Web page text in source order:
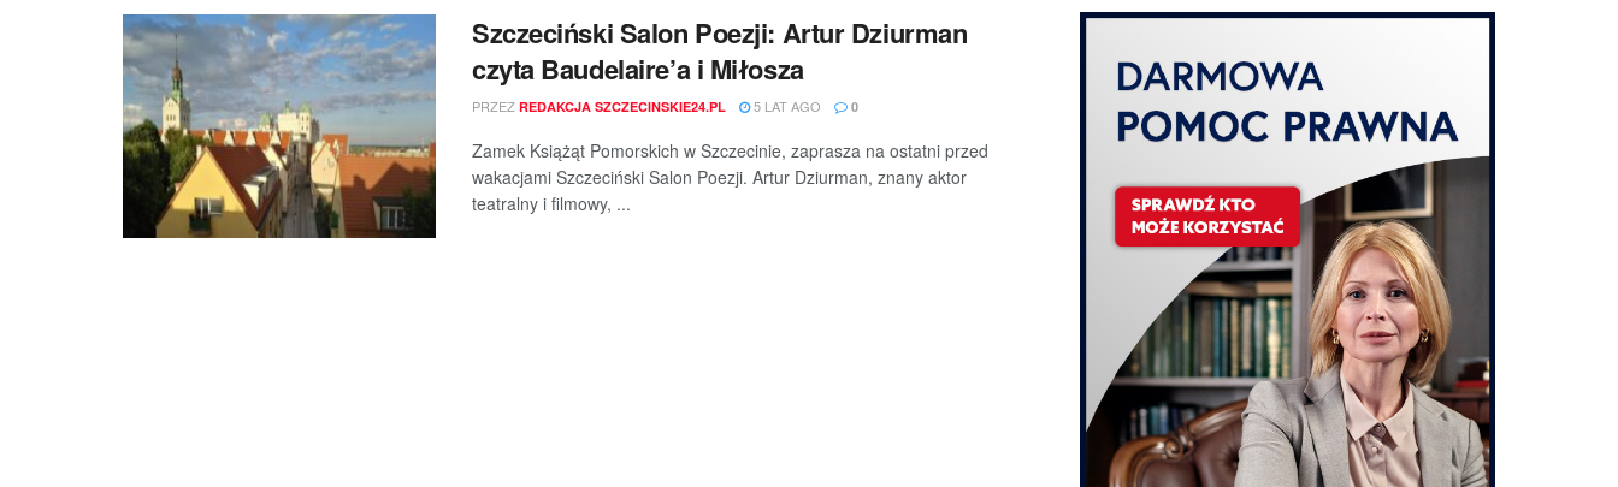
Szczeciński Salon Poezji: Artur Dziurman
czyta Baudelaire’a i Miłosza
PRZEZ REDAKCJA SZCZECINSKIE24.PL 5 LAT AGO 0
Zamek Książąt Pomorskich w Szczecinie, zaprasza na ostatni przed
wakacjami Szczeciński Salon Poezji. Artur Dziurman, znany aktor
teatralny i filmowy, ...